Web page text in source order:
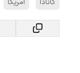
کانادا آمریکا